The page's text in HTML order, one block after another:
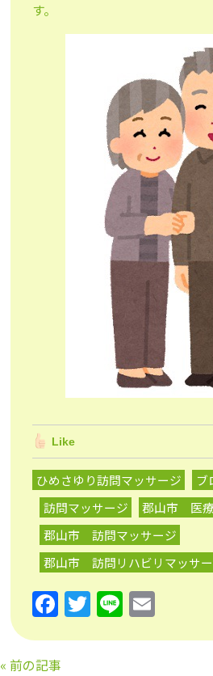
す。
Like
ひめさゆり訪問マッサージ
ブ
訪問マッサージ
郡山市 医
郡山市 訪問マッサージ
郡山市 訪問リハビリマッサ
F
a
c
T
w
Li
n
« 前の記事